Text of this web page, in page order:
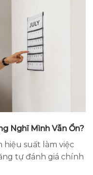
Nghĩ Mình Vẫn Ổn?
hiệu suất làm việc
tự đánh giá chính